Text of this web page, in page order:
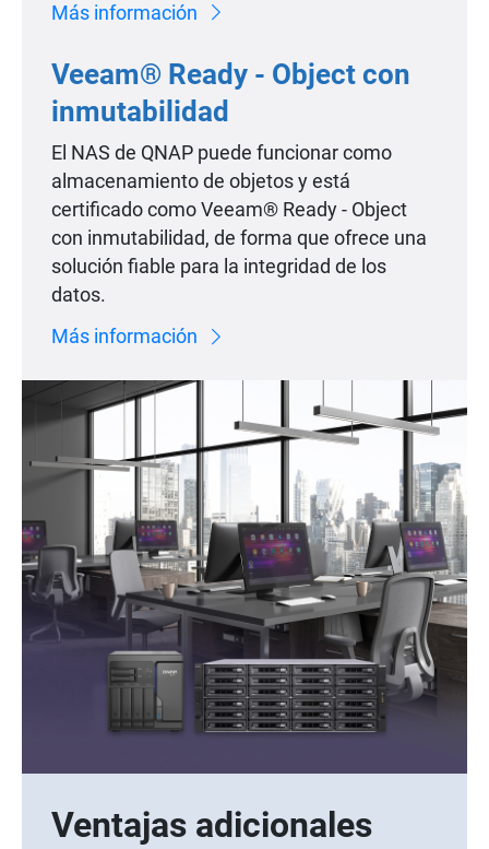
Más información
Veeam® Ready - Object con
inmutabilidad
El NAS de QNAP puede funcionar como
almacenamiento de objetos y está
certificado como Veeam® Ready - Object
con inmutabilidad, de forma que ofrece una
solución fiable para la integridad de los
datos.
Más información
Ventajas adicionales